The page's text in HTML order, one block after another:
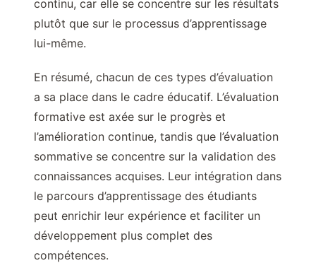
continu, car elle se concentre sur les résultats
plutôt que sur le processus d’apprentissage
lui-même.
En résumé, chacun de ces types d’évaluation
a sa place dans le cadre éducatif. L’évaluation
formative est axée sur le progrès et
l’amélioration continue, tandis que l’évaluation
sommative se concentre sur la validation des
connaissances acquises. Leur intégration dans
le parcours d’apprentissage des étudiants
peut enrichir leur expérience et faciliter un
développement plus complet des
compétences.